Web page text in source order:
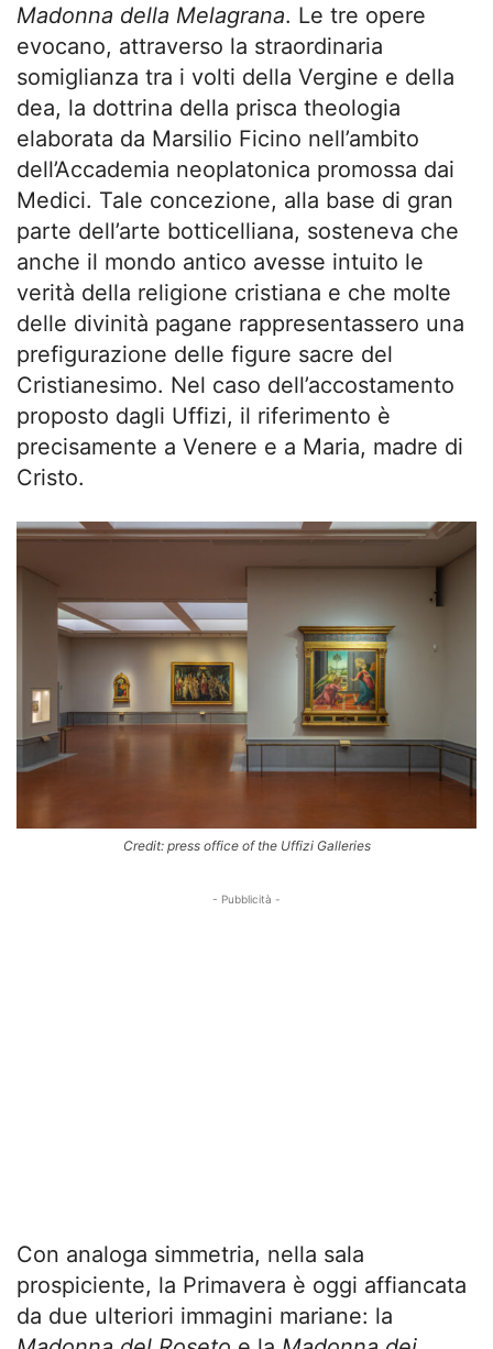
Madonna della Melagrana. Le tre opere
evocano, attraverso la straordinaria
somiglianza tra i volti della Vergine e della
dea, la dottrina della prisca theologia
elaborata da Marsilio Ficino nell’ambito
dell’Accademia neoplatonica promossa dai
Medici. Tale concezione, alla base di gran
parte dell’arte botticelliana, sosteneva che
anche il mondo antico avesse intuito le
verità della religione cristiana e che molte
delle divinità pagane rappresentassero una
prefigurazione delle figure sacre del
Cristianesimo. Nel caso dell’accostamento
proposto dagli Uffizi, il riferimento è
precisamente a Venere e a Maria, madre di
Cristo.
Credit: press office of the Uffizi Galleries
- Pubblicità -
Con analoga simmetria, nella sala
prospiciente, la Primavera è oggi affiancata
da due ulteriori immagini mariane: la